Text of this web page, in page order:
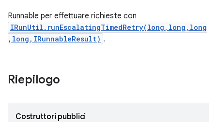
Runnable per effettuare richieste con
IRunUtil.runEscalatingTimedRetry(long,long,long
,long,IRunnableResult) .
Riepilogo
Costruttori pubblici